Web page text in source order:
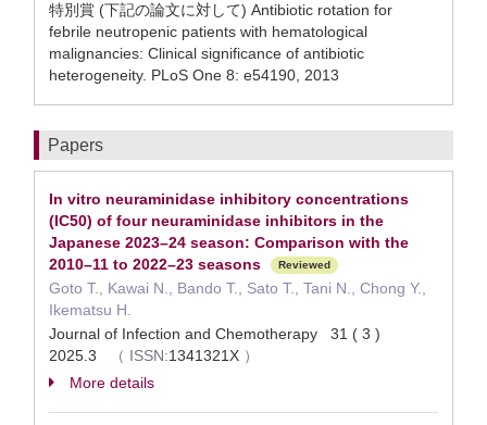
特別賞 (下記の論文に対して) Antibiotic rotation for
febrile neutropenic patients with hematological
malignancies: Clinical significance of antibiotic
heterogeneity. PLoS One 8: e54190, 2013
Papers
In vitro neuraminidase inhibitory concentrations
(IC50) of four neuraminidase inhibitors in the
Japanese 2023–24 season: Comparison with the
2010–11 to 2022–23 seasons
Reviewed
Goto T., Kawai N., Bando T., Sato T., Tani N., Chong Y.,
Ikematsu H.
Journal of Infection and Chemotherapy 31 ( 3 )
2025.3
（ ISSN:1341321X ）
More details